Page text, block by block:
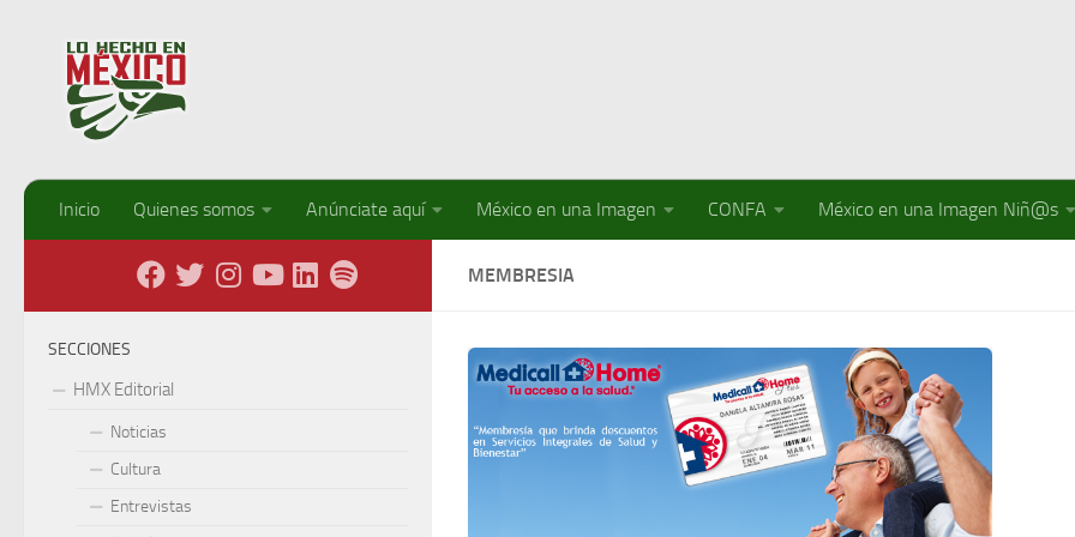
Inicio Quienes somos Anúnciate aquí México en una Imagen CONFA México en una Imagen Niñ@s
MEMBRESIA
SECCIONES
HMX Editorial
Noticias
Cultura
Entrevistas